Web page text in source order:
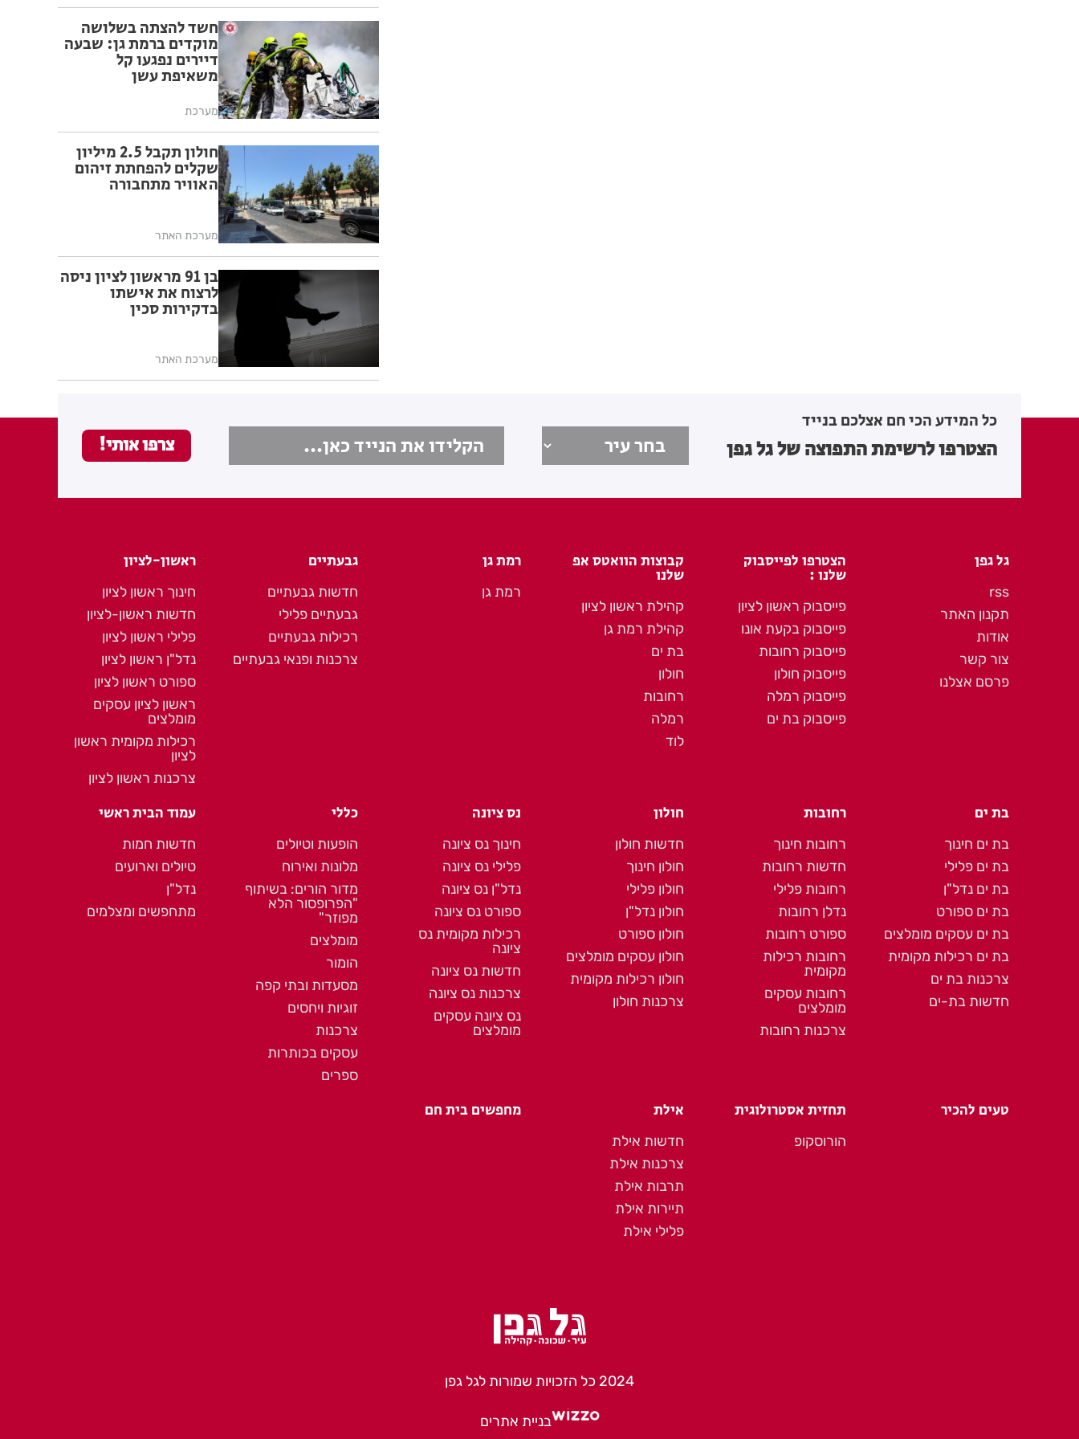
חשד להצתה בשלושה
מוקדים ברמת גן: שבעה
דיירים נפגעו קל
משאיפת עשן
מערכת
חולון תקבל 2.5 מיליון
שקלים להפחתת זיהום
האוויר מתחבורה
מערכת האתר
בן 91 מראשון לציון ניסה
לרצוח את אישתו
בדקירות סכין
מערכת האתר
כל המידע הכי חם אצלכם בנייד
הצטרפו לרשימת התפוצה של גל גפן
גל גפן
rss
תקנון האתר
אודות
צור קשר
פרסם אצלנו
הצטרפו לפייסבוק
שלנו :
פייסבוק ראשון לציון
פייסבוק בקעת אונו
פייסבוק רחובות
פייסבוק חולון
פייסבוק רמלה
פייסבוק בת ים
קבוצות הוואטס אפ
שלנו
קהילת ראשון לציון
קהילת רמת גן
בת ים
חולון
רחובות
רמלה
לוד
רמת גן
רמת גן
גבעתיים
חדשות גבעתיים
גבעתיים פלילי
רכילות גבעתיים
צרכנות ופנאי גבעתיים
ראשון-לציון
חינוך ראשון לציון
חדשות ראשון-לציון
פלילי ראשון לציון
נדל"ן ראשון לציון
ספורט ראשון לציון
ראשון לציון עסקים
מומלצים
רכילות מקומית ראשון
לציון
צרכנות ראשון לציון
בת ים
בת ים חינוך
בת ים פלילי
בת ים נדל"ן
בת ים ספורט
בת ים עסקים מומלצים
בת ים רכילות מקומית
צרכנות בת ים
חדשות בת-ים
רחובות
רחובות חינוך
חדשות רחובות
רחובות פלילי
נדלן רחובות
ספורט רחובות
רחובות רכילות
מקומית
רחובות עסקים
מומלצים
צרכנות רחובות
חולון
חדשות חולון
חולון חינוך
חולון פלילי
חולון נדל"ן
חולון ספורט
חולון עסקים מומלצים
חולון רכילות מקומית
צרכנות חולון
נס ציונה
חינוך נס ציונה
פלילי נס ציונה
נדל"ן נס ציונה
ספורט נס ציונה
רכילות מקומית נס
ציונה
חדשות נס ציונה
צרכנות נס ציונה
נס ציונה עסקים
מומלצים
כללי
הופעות וטיולים
מלונות ואירוח
מדור הורים: בשיתוף
"הפרופסור הלא
מפוזר"
מומלצים
הומור
מסעדות ובתי קפה
זוגיות ויחסים
צרכנות
עסקים בכותרות
ספרים
עמוד הבית ראשי
חדשות חמות
טיולים וארועים
נדל"ן
מתחפשים ומצלמים
טעים להכיר תחזית אסטרולוגית
הורוסקופ
אילת
חדשות אילת
צרכנות אילת
תרבות אילת
תיירות אילת
פלילי אילת
מחפשים בית חם
2024 כל הזכויות שמורות לגל גפן
בניית אתרים